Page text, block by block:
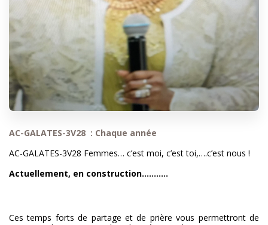
AC-GALATES-3V28 : Chaque année
AC-GALATES-3V28 Femmes… c’est moi, c’est toi,….c’est nous !
Actuellement, en construction...........
Ces temps forts de partage et de prière vous permettront de